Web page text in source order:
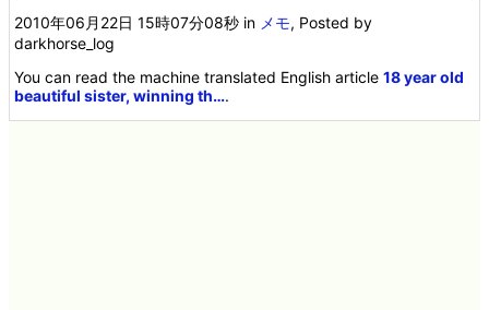
2010年06月22日 15時07分08秒 in メモ, Posted by
darkhorse_log
You can read the machine translated English article18 year old
beautiful sister, winning th….